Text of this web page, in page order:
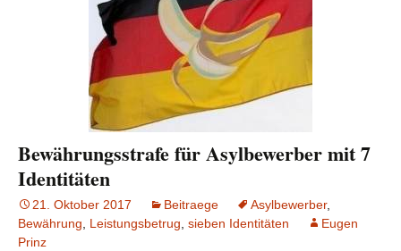
Bewährungsstrafe für Asylbewerber mit 7
Identitäten
21. Oktober 2017 Beitraege Asylbewerber,
Bewährung
Leistungsbetrug sieben Identitäten
Eugen
Prinz